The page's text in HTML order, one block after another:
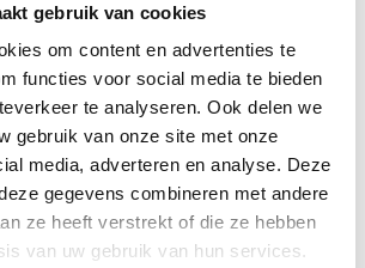
gebruik van cookies
om content en advertenties te
functies voor social media te bieden
te analyseren. Ook delen we
gebruik van onze site met onze
media, adverteren en analyse. Deze
gegevens combineren met andere
ze heeft verstrekt of die ze hebben
van uw gebruik van hun services.